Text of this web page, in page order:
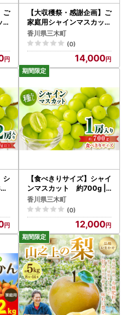
ご
ト
萄
旬
ご
1
【大収穫祭・感謝企画】ご
家庭用シャインマスカット
パック 約1.4kg(3～4パ
ック) | シャインマスカッ
ト マスカット ぶどう ブド
ウ 葡萄 果物 フルーツ 新鮮
くだもの 国産 ギフト お裾
分け 旬 人気 種なし 皮ごと
食べられる ジューシー 糖
度が高い 季節限定 おすす
め 旬の果物 香川 香川県 三
木町 ご家庭用 訳あり |_m
k006-146
香川県三木町
(0)
14,000
シ
フ
産
種
【食べきりサイズ】シャイ
ンマスカット 約700g |
シャインマスカット マス
カット ぶどう ブドウ 葡萄
果物 フルーツ 新鮮 くだも
の 国産 ギフト お裾分け 旬
人気 種なし 皮ごと食べら
れる ジューシー 糖度が高
い 季節限定 おすすめ 旬の
果物 香川 香川県 三木町 |_
mk006-144
香川県三木町
(0)
12,000